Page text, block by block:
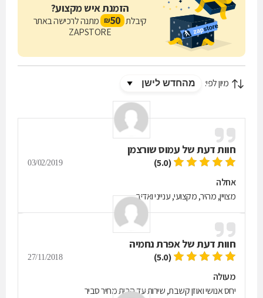
הזמנת איש מקצוע?
קיבלת 50
₪ מתנה לרכישה באתר
ZAPSTORE
מיון לפי:
חוות דעת של עמוס שורצמן
(5.0)
03/02/2019
אחלה
מצויין, מהיר, מקצועי, ענייני ואדיב
חוות דעת שלאפרת נחמיה
(5.0)
27/11/2018
מעולה
יחס אנושי ואוזן קשבת, שירות עד הבית מחיר סביר